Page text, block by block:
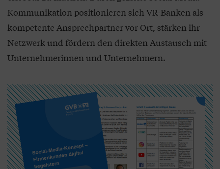
Kommunikation positionieren sich VR-Banken als
kompetente Ansprechpartner vor Ort, stärken ihr
Netzwerk und fördern den direkten Austausch mit
Unternehmerinnen und Unternehmern.